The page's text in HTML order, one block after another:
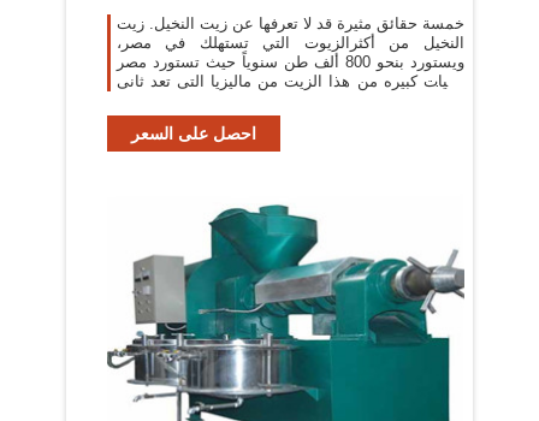
خمسة حقائق مثيرة قد لا تعرفها عن زيت النخيل. زيت
النخيل من أكثرالزيوت التي تستهلك في مصر،
ويستورد بنحو 800 ألف طن سنوياً حيث تستورد مصر
كميات كبيره من هذا الزيت من ماليزيا التى تعد ثانى
احصل على السعر